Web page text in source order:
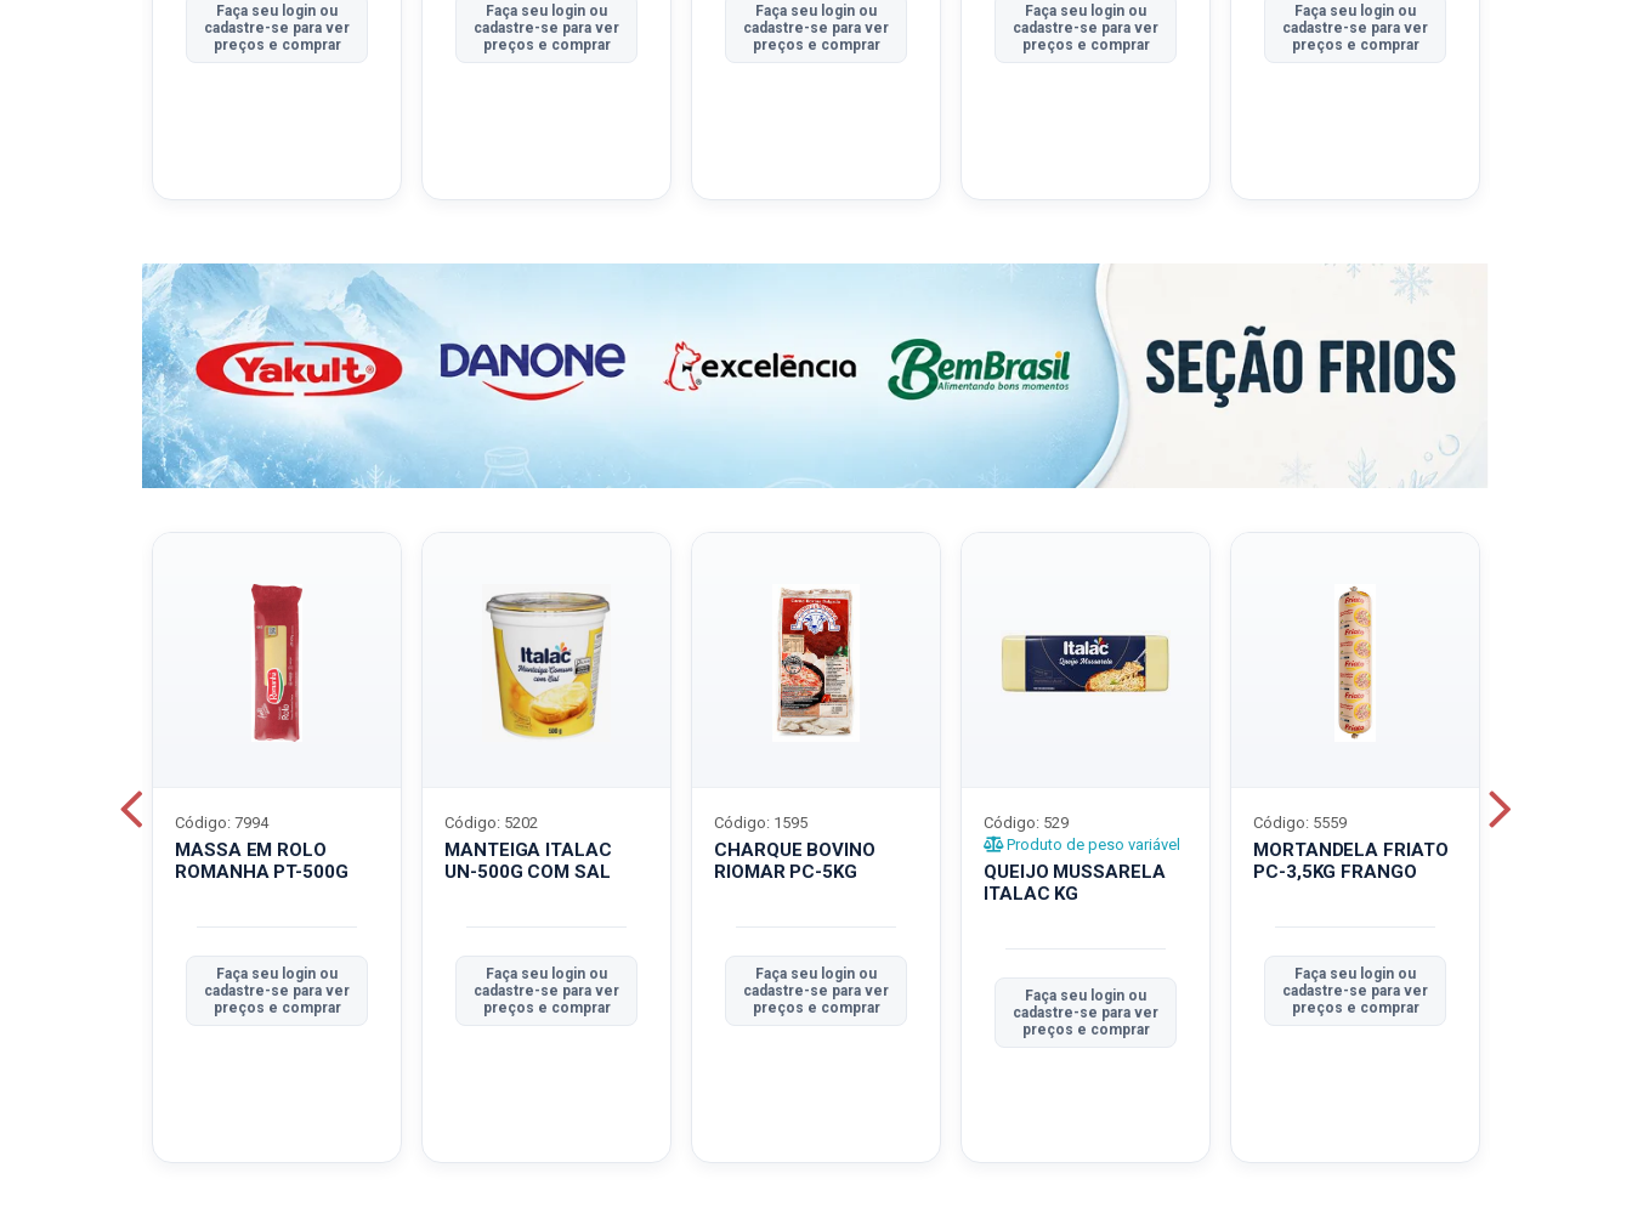
Faça seu login ou
cadastre-se para ver
preços e comprar
Faça seu login ou
cadastre-se para ver
preços e comprar
Faça seu login ou
cadastre-se para ver
preços e comprar
Faça seu login ou
cadastre-se para ver
preços e comprar
Faça seu login ou
cadastre-se para ver
preços e comprar
MASSA EM ROLO
ROMANHA PT-500G
Código: 7994
Faça seu login ou
cadastre-se para ver
preços e comprar
MANTEIGA ITALAC
UN-500G COM SAL
Código: 5202
Faça seu login ou
cadastre-se para ver
preços e comprar
CHARQUE BOVINO
RIOMAR PC-5KG
Código: 1595
Faça seu login ou
cadastre-se para ver
preços e comprar
QUEIJO MUSSARELA
ITALAC KG
Código: 529
Produto de peso variável
Faça seu login ou
cadastre-se para ver
preços e comprar
MORTANDELA FRIATO
PC-3,5KG FRANGO
Código: 5559
Faça seu login ou
cadastre-se para ver
preços e comprar